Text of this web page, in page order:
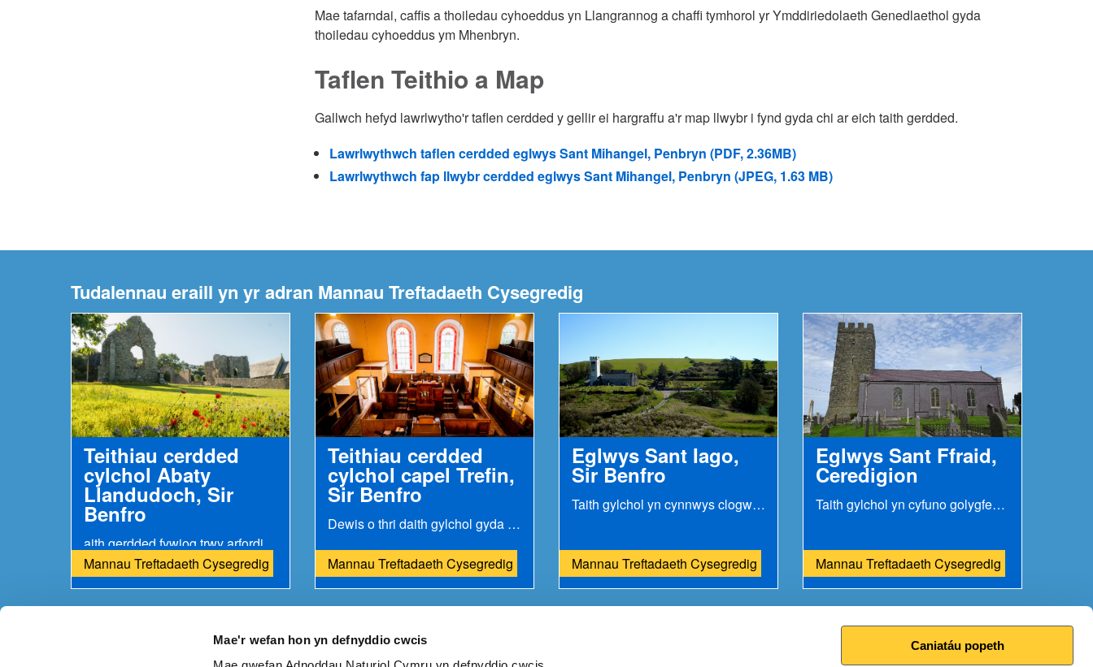
Mae'r wefan hon yn defnyddio cwcis
Caniatáu popeth
Mae tafarndai, caffis a thoiledau cyhoeddus yn Llangrannog a chaffi tymhorol yr Ymddiriedolaeth Genedlaethol gyda
thoiledau cyhoeddus ym Mhenbryn.
Taflen Teithio a Map
Gallwch hefyd lawrlwytho'r taflen cerdded y gellir ei hargraffu a'r map llwybr i fynd gyda chi ar eich taith gerdded.
Lawrlwythwch taflen cerdded eglwys Sant Mihangel, Penbryn (PDF, 2.36MB)
Lawrlwythwch fap llwybr cerdded eglwys Sant Mihangel, Penbryn (JPEG, 1.63 MB)
Tudalennau eraill yn yr adran Mannau Treftadaeth Cysegredig
Teithiau cerdded
cylchol Abaty
Llandudoch, Sir
Benfro
Mannau Treftadaeth Cysegredig
Teithiau cerdded
cylchol capel Trefin,
Sir Benfro
Dewis o thri daith gylchol gyda golygfeydd syfrdanol...
Mannau Treftadaeth Cysegredig
Eglwys Sant Iago,
Sir Benfro
Taith gylchol yn cynnwys clogwyni tywodfaen coch...
Mannau Treftadaeth Cysegredig
Eglwys Sant Ffraid,
Ceredigion
Taith gylchol yn cyfuno golygfeydd arfordirol...
Mannau Treftadaeth Cysegredig